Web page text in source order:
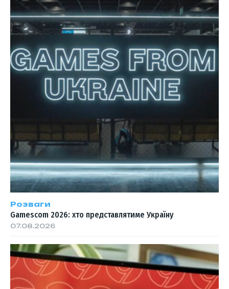
Розваги
Gamescom 2026: хто представлятиме Україну
07.08.2026